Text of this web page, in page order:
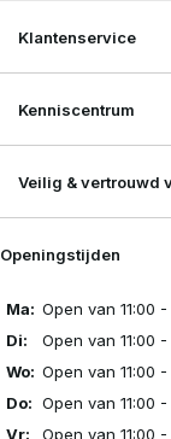
Klantenservice
Kenniscentrum
Veilig & vertrouwd
Openingstijden
Ma: Open van 11:00
Di:
Open van 11:00
Wo: Open van 11:00
Do: Open van 11:00
Vr:
Open van 11:00